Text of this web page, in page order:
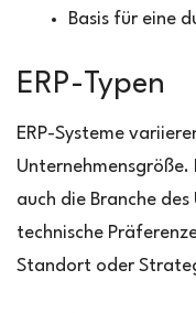
Basis für eine
ERP-Typen
ERP-Systeme
auch die Branche
technische
Standort oder